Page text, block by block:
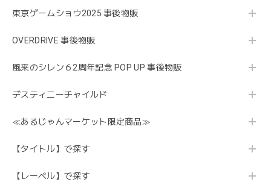
東京ゲームショウ2025 事後物販
OVERDRIVE 事後物販
風来のシレン６2周年記念 POP UP 事後物販
デスティニーチャイルド
≪あるじゃんマーケット限定商品≫
【タイトル】で探す
【レーベル】で探す